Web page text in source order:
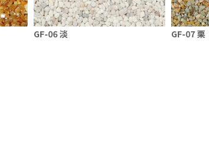
GF-06 淡 GF-07 栗